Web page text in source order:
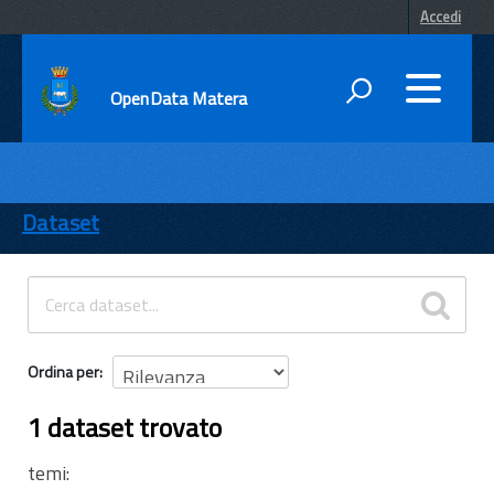
Accedi
OpenData Matera
ENTI
TEMI
INFORMAZIONI
Dataset
Ordina per
1 dataset trovato
temi: